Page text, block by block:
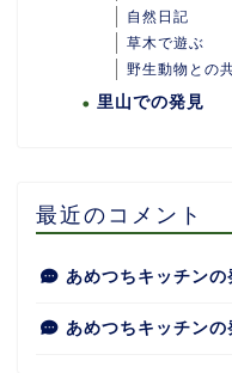
自然日記
草木で遊ぶ
野生動物との
里山での発見
最近のコメント
あめつちキッチンの
あめつちキッチンの